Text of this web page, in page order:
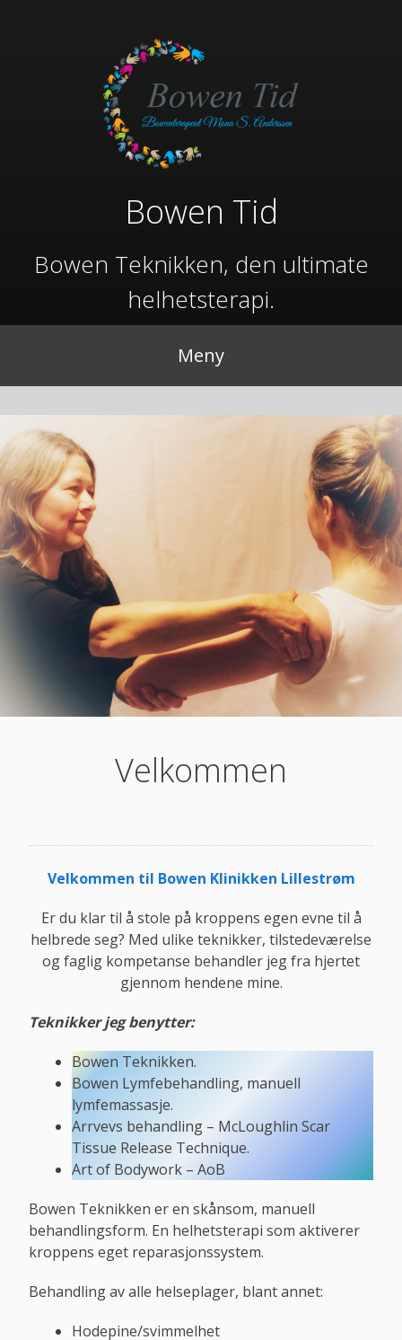
Bowen Tid
Bowen Teknikken, den ultimate
helhetsterapi.
Meny
Velkommen
Velkommen til Bowen Klinikken Lillestrøm
Er du klar til å stole på kroppens egen evne til å
helbrede seg? Med ulike teknikker, tilstedeværelse
og faglig kompetanse behandler jeg fra hjertet
gjennom hendene mine.
Teknikker jeg benytter:
Bowen Teknikken.
Bowen Lymfebehandling, manuell
lymfemassasje.
Arrvevs behandling – McLoughlin Scar
Tissue Release Technique.
Art of Bodywork – AoB
Bowen Teknikken er en skånsom, manuell
behandlingsform. En helhetsterapi som aktiverer
kroppens eget reparasjonssystem.
Behandling av alle helseplager, blant annet:
Hodepine/svimmelhet